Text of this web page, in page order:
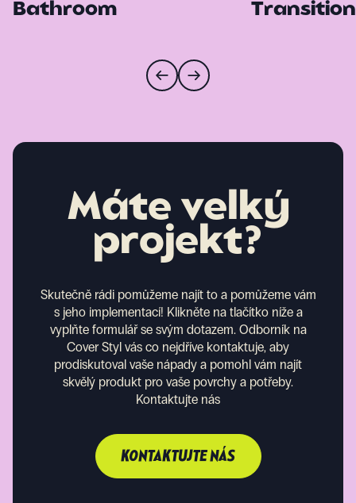
Bathroom
Máte velký
projekt?
Skutečně rádi pomůžeme najít to a pomůžeme vám
s jeho implementací! Klikněte na tlačítko níže a
vyplňte formulář se svým dotazem. Odborník na
Cover Styl vás co nejdříve kontaktuje, aby
prodiskutoval vaše nápady a pomohl vám najít
skvělý produkt pro vaše povrchy a potřeby.
Kontaktujte nás
KONTAKTUJTE NÁS